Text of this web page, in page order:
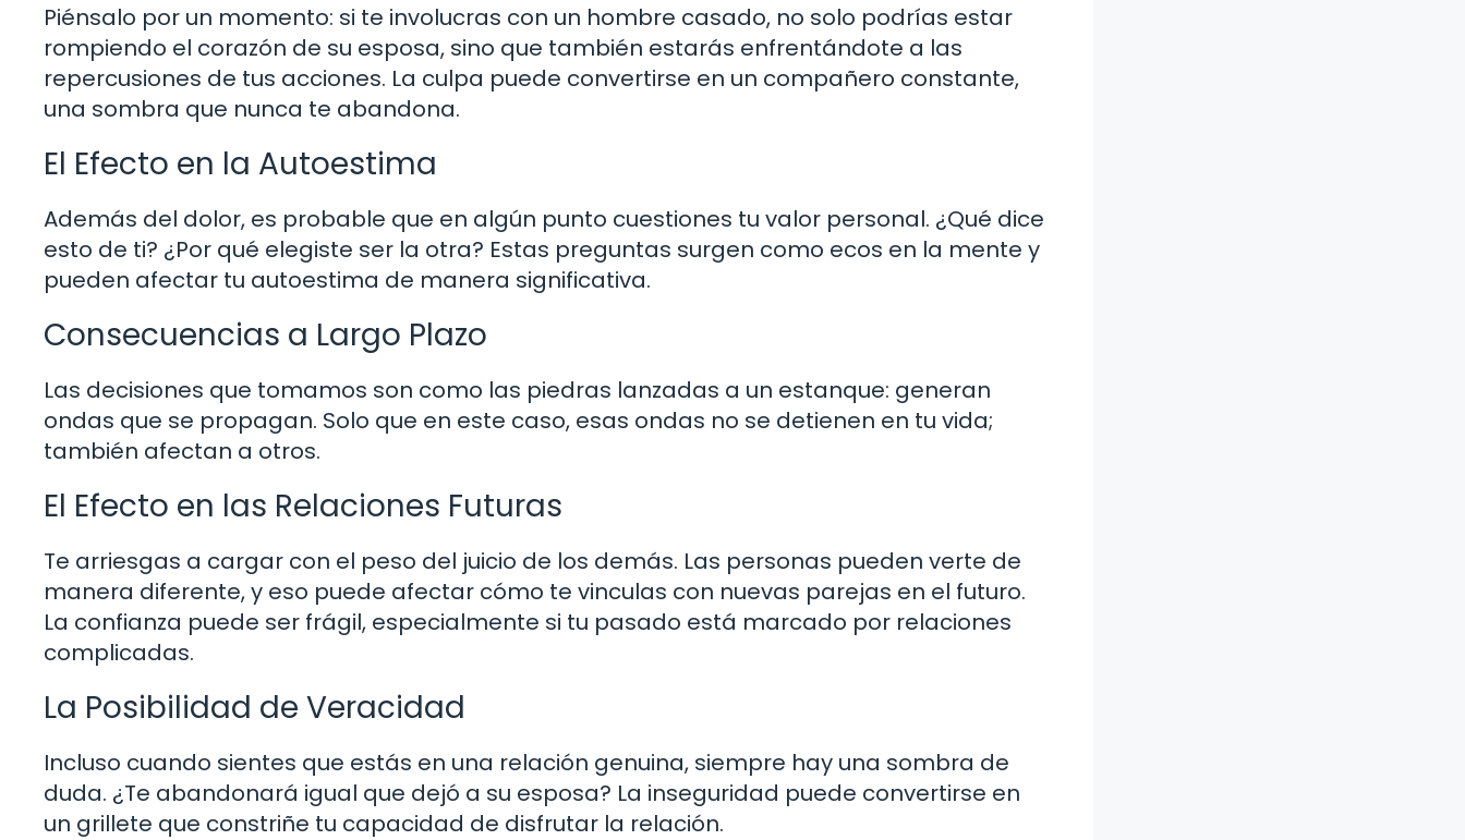
Piénsalo por un momento: si te involucras con un hombre casado, no solo podrías estar
rompiendo el corazón de su esposa, sino que también estarás enfrentándote a las
repercusiones de tus acciones. La culpa puede convertirse en un compañero constante,
una sombra que nunca te abandona.
El Efecto en la Autoestima
Además del dolor, es probable que en algún punto cuestiones tu valor personal. ¿Qué dice
esto de ti? ¿Por qué elegiste ser la otra? Estas preguntas surgen como ecos en la mente y
pueden afectar tu autoestima de manera significativa.
Consecuencias a Largo Plazo
Las decisiones que tomamos son como las piedras lanzadas a un estanque: generan
ondas que se propagan. Solo que en este caso, esas ondas no se detienen en tu vida;
también afectan a otros.
El Efecto en las Relaciones Futuras
Te arriesgas a cargar con el peso del juicio de los demás. Las personas pueden verte de
manera diferente, y eso puede afectar cómo te vinculas con nuevas parejas en el futuro.
La confianza puede ser frágil, especialmente si tu pasado está marcado por relaciones
complicadas.
La Posibilidad de Veracidad
Incluso cuando sientes que estás en una relación genuina, siempre hay una sombra de
duda. ¿Te abandonará igual que dejó a su esposa? La inseguridad puede convertirse en
un grillete que constriñe tu capacidad de disfrutar la relación.